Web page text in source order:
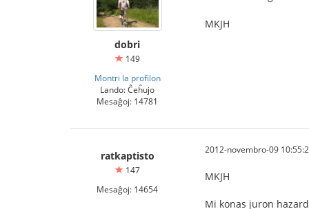
dobri
149
Montri la profilon
Lando: Ĉeĥujo
Mesaĝoj: 14781
MKJH
ratkaptisto
147
Mesaĝoj: 14654
2012-novembro-09
MKJH
Mi konas juron